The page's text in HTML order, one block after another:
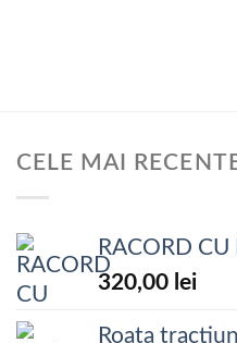
CELE MAI
RACORD CU
320,00 lei
Roata